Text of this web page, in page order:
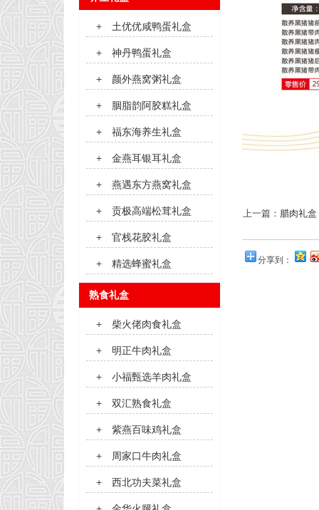
上一篇： 腊肉礼盒
分享到：
+ 土优优咸鸭蛋礼盒
+ 神丹鸭蛋礼盒
+ 颜外燕窝粥礼盒
+ 胭脂韵阿胶糕礼盒
+ 福东海养生礼盒
+ 金燕耳银耳礼盒
+ 燕遇东方燕窝礼盒
+ 贡极高端松茸礼盒
+ 官栈花胶礼盒
+ 精选蜂蜜礼盒
熟食礼盒
+ 柴火佬肉食礼盒
+ 明正牛肉礼盒
+ 小福甄选羊肉礼盒
+ 双汇熟食礼盒
+ 紫燕百味鸡礼盒
+ 周家口牛肉礼盒
+ 西北功夫菜礼盒